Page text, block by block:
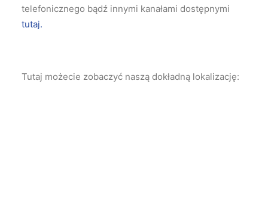
telefonicznego bądź innymi kanałami dostępnymi
tutaj.
Tutaj możecie zobaczyć naszą dokładną lokalizację: